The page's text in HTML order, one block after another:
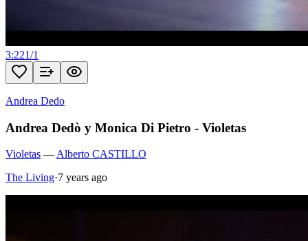
3:221/1
Andrea Dedo
Andrea Dedò y Monica Di Pietro - Violetas
Violetas —Alberto CASTILLO
The Living·7 years ago